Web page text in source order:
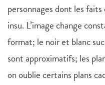
personnages dont les
insu. L’image change
format; le noir et blanc
sont approximatifs; les
on oublie certains plans